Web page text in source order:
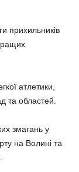
прихильників
атлетики,
та областей.
змагань у
на Волині та